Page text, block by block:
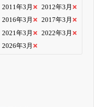
2011年3月
2012年3月
2016年3月
2017年3月
2021年3月
2022年3月
2026年3月